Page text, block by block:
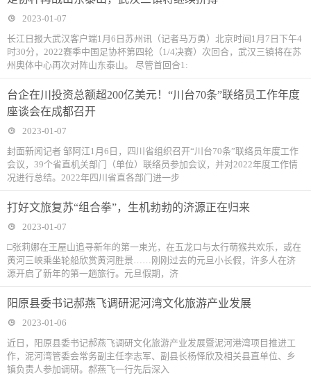
2023-01-07
长江日报大武汉客户端1月6日苏州讯（记者马万勇）北京时间1月7日下午4
时30分，2022赛季中国足协杯第四轮（1/4决赛）次回合，武汉三镇将在苏
州奥体中心再次对阵山东泰山。 尽管首回合1:
台企在川投资总额超200亿美元！“川台70条”联络员工作年度
座谈会在成都召开
2023-01-07
封面新闻记者 邹阿江1月6日，四川省组织召开“川台70条”联络员年度工作
会议，39个省直机关部门（单位）联络员参加会议，并对2022年度工作情
况进行总结。2022年四川省直各部门进一步
打好文旅复苏“组合拳”，生机勃勃的济源正在归来
2023-01-07
□张莉娜在王屋山追寻新年的第一束光，在五龙口与太行萌猴共欢乐，或在
黄河三峡乘坐轮船欣赏黄河胜景……刚刚过去的元旦小长假，许多人在济
源开启了新年的第一趟旅行。元旦假期，济
阳原县委书记郝燕飞调研泥河湾文化旅游产业发展
2023-01-06
近日，阳原县委书记郝燕飞调研文化旅游产业发展暨泥河港湾项目推进工
作，泥河湾管委会常务副主任李志军、副县长杨怿欣及相关县直单位、乡
镇负责人参加调研。郝燕飞一行先后深入